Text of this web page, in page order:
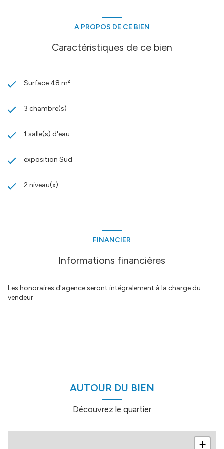
A PROPOS DE CE BIEN
Caractéristiques de ce bien
Surface 48 m²
3 chambre(s)
1 salle(s) d'eau
exposition Sud
2 niveau(x)
FINANCIER
Informations financières
Les honoraires d'agence seront intégralement à la charge du
vendeur
AUTOUR DU BIEN
Découvrez le quartier
+